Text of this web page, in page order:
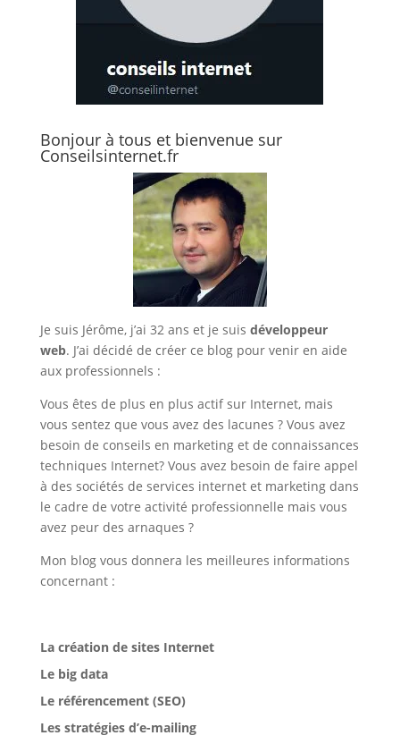
Bonjour à tous et bienvenue sur
Conseilsinternet.fr
Je suis Jérôme, j’ai 32 ans et je suis développeur
web. J’ai décidé de créer ce blog pour venir en aide
aux professionnels :
Vous êtes de plus en plus actif sur Internet, mais
vous sentez que vous avez des lacunes ? Vous avez
besoin de conseils en marketing et de connaissances
techniques Internet? Vous avez besoin de faire appel
à des sociétés de services internet et marketing dans
le cadre de votre activité professionnelle mais vous
avez peur des arnaques ?
Mon blog vous donnera les meilleures informations
concernant :
La création de sites Internet
Le big data
Le référencement (SEO)
Les stratégies d’e-mailing